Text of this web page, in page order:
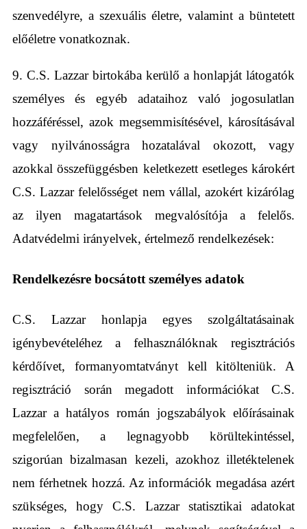
szenvedélyre, a szexuális életre, valamint a büntetett
előéletre vonatkoznak.
9. C.S. Lazzar birtokába kerülő a honlapját látogatók
személyes és egyéb adataihoz való jogosulatlan
hozzáféréssel, azok megsemmisítésével, károsításával
vagy nyilvánosságra hozatalával okozott, vagy
azokkal összefüggésben keletkezett esetleges károkért
C.S. Lazzar felelősséget nem vállal, azokért kizárólag
az ilyen magatartások megvalósítója a felelős.
Adatvédelmi irányelvek, értelmező rendelkezések:
Rendelkezésre bocsátott személyes adatok
C.S. Lazzar honlapja egyes szolgáltatásainak
igénybevételéhez a felhasználóknak regisztrációs
kérdőívet, formanyomtatványt kell kitölteniük. A
regisztráció során megadott információkat C.S.
Lazzar a hatályos román jogszabályok előírásainak
megfelelően, a legnagyobb körültekintéssel,
szigorúan bizalmasan kezeli, azokhoz illetéktelenek
nem férhetnek hozzá. Az információk megadása azért
szükséges, hogy C.S. Lazzar statisztikai adatokat